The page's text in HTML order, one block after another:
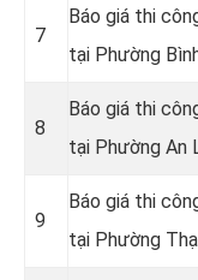
7
Báo giá thi
tại Phường
8
Báo giá thi
tại Phường An
9
Báo giá thi
tại Phường